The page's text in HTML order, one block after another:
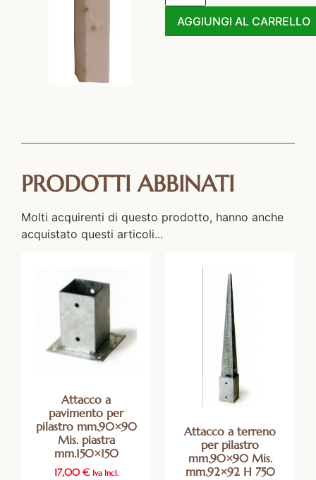
AGGIUNGI AL CARRELLO
PRODOTTI ABBINATI
Molti acquirenti di questo prodotto, hanno anche
acquistato questi articoli...
Attacco a
pavimento per
pilastro mm.90×90
Mis. piastra
mm.150×150
17,00€ Iva Incl.
Attacco a terreno
per pilastro
mm.90×90 Mis.
mm.92×92 H 750